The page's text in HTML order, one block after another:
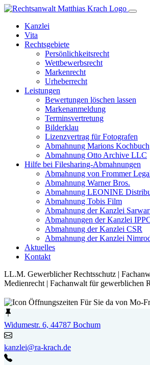
Kanzlei
Vita
Rechtsgebiete
Persönlichkeitsrecht
Wettbewerbsrecht
Markenrecht
Urheberrecht
Leistungen
Bewertungen löschen lassen
Markenanmeldung
Terminsvertretung
Bilderklau
Lizenzvertrag für Fotografen
Abmahnung Marions Kochbuch
Abmahnung Otto Archive LLC
Hilfe bei Filesharing-Abmahnungen
Abmahnung von Frommer
Abmahnung Warner Bros.
Abmahnung LEONINE
Abmahnung Tobis Film
Abmahnung der Kanzlei
Abmahnungen der Kanzlei
Abmahnung der Kanzlei CSR
Abmahnung der Kanzlei
Aktuelles
Kontakt
LL.M. Gewerblicher Rechtsschutz |
Medienrecht | Fachanwalt für gewerblichen
Für Sie da von Mo-
Widumestr. 6, 44787 Bochum
kanzlei@ra-krach.de